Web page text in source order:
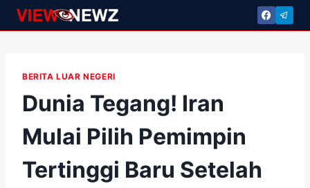
Skip
to
BERITA LUAR NEGERI
Dunia Tegang! Iran
Mulai Pilih Pemimpin
Tertinggi Baru Setelah